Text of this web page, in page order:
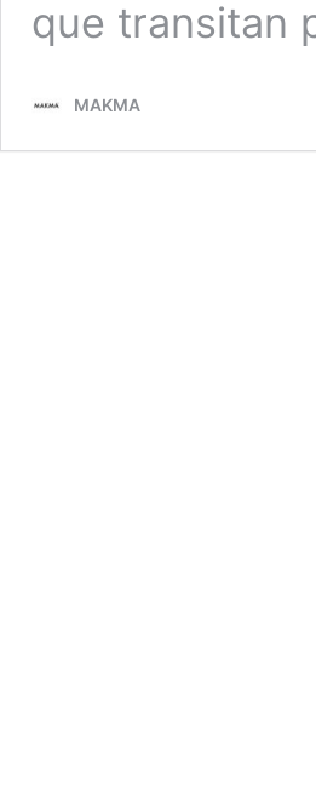
que transitan
MAKMA